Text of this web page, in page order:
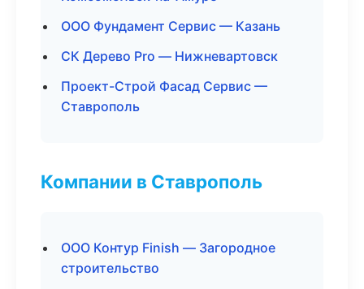
ООО Фундамент Сервис — Казань
СК Дерево Pro — Нижневартовск
Проект-Строй Фасад Сервис —
Ставрополь
Компании в Ставрополь
ООО Контур Finish — Загородное
строительство